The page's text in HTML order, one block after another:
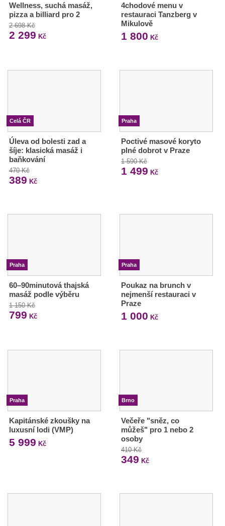
Wellness, suchá masáž,
pizza a billiard pro 2
2 698 Kč
2 299 Kč
4chodové menu v
restauraci Tanzberg v
Mikulově
1 800 Kč
Celá ČR
Úleva od bolesti zad a
šíje: klasická masáž i
baňkování
470 Kč
389 Kč
Praha
Poctivé masové koryto
plné dobrot v Praze
1 590 Kč
1 499 Kč
Praha
60–90minutová thajská
masáž podle výběru
1 150 Kč
799 Kč
Praha
Poukaz na brunch v
nejmenší restauraci v
Praze
1 000 Kč
Praha
Kapitánské zkoušky na
luxusní lodi (VMP)
5 999 Kč
Brno
Večeře "sněz, co
můžeš" pro 1 nebo 2
osoby
410 Kč
349 Kč